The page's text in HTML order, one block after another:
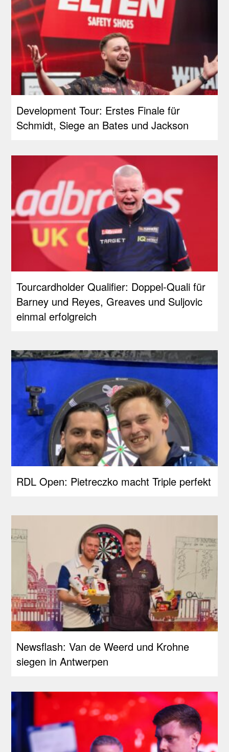
Development Tour: Erstes Finale für
Schmidt, Siege an Bates und Jackson
Tourcardholder Qualifier: Doppel-Quali für
Barney und Reyes, Greaves und Suljovic
einmal erfolgreich
RDL Open: Pietreczko macht Triple perfekt
Newsflash: Van de Weerd und Krohne
siegen in Antwerpen